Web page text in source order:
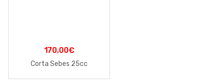
170,00€
Corta Sebes 25cc